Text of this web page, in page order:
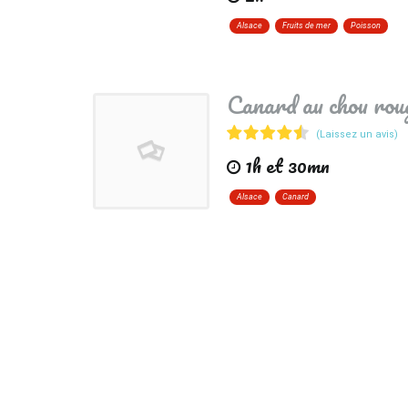
Alsace Fruits de mer Poisson
Canard au chou
(Laissez un avis)
1h et 30mn
Alsace Canard